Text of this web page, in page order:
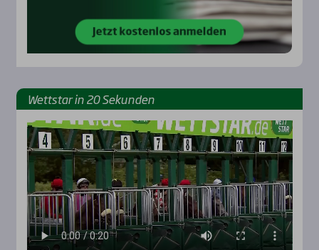
Wett­star in 20 Sekun­den